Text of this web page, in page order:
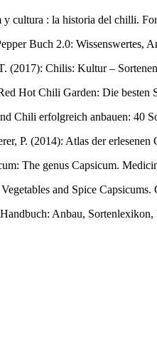
cultura : la historia del chilli.
Buch 2.0: Wissenswertes,
(2017): Chilis: Kultur –
Hot Chili Garden: Die besten
Chili erfolgreich anbauen: 40
P. (2014): Atlas der
The genus Capsicum.
and Spice
Anbau,